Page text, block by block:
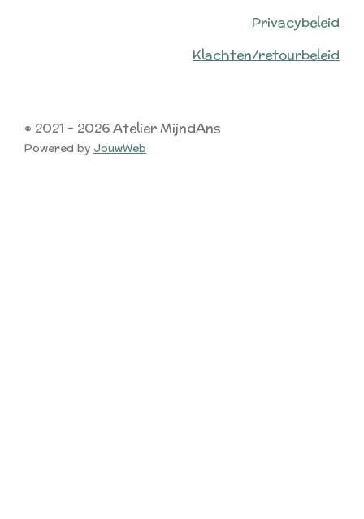
Privacybeleid
Klachten/retourbeleid
© 2021 - 2026 Atelier MijndAns
Powered by JouwWeb